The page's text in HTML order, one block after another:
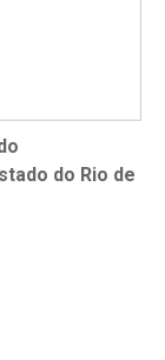
do Rio de